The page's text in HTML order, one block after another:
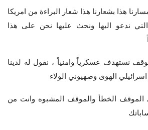
هذا بشعارنا هذا شعار البراءة من امريكا
ندعو اليها ونحث عليها نحن على هذا
نستهدف عسكرياً وامنياً ، نقول له لدينا
الهوى وصهيوني الولاء
الموقف الخطأ والموقف المشبوه وانت من